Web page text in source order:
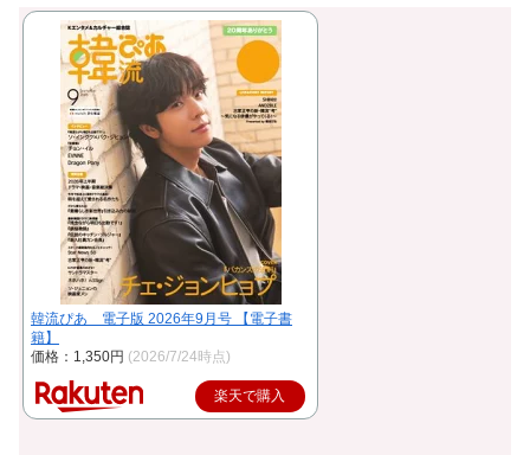
韓流ぴあ 電子版 2026年9月号 【電子書
籍】
価格：1,350円 (2026/7/24時点)
楽天で購入